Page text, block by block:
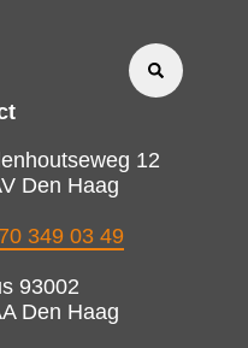
12
Den Haag
349 03 49
93002
Den Haag